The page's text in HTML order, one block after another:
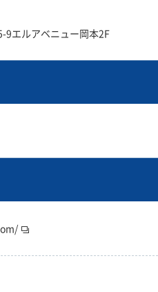
9エルアベニュー岡本2F